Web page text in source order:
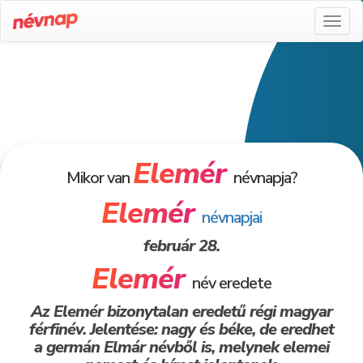
Mikor vanElemér névnapja?
Elemér névnapjai
február 28.
Elemér név eredete
Az Elemér bizonytalan eredetű régi magyar
férfinév. Jelentése: nagy és béke, de eredhet
a germán Elmár névből is, melynek elemei